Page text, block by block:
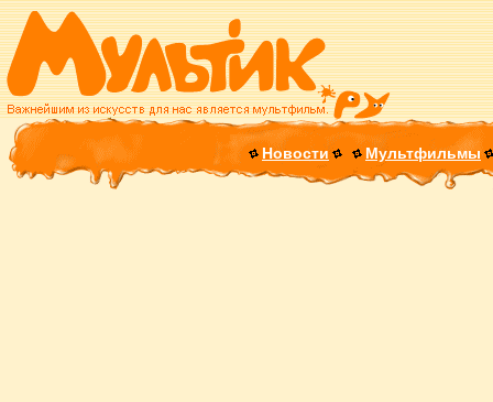
Новости Мультфильмы